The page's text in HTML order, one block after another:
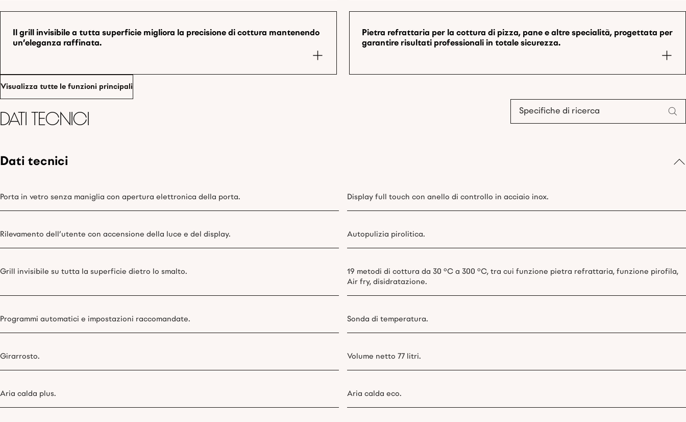
Il grill invisibile a tutta superficie migliora la precisione di cottura mantenendo
un'eleganza raffinata.
Pietra refrattaria per la cottura di pizza, pane e altre specialità, progettata per
garantire risultati professionali in totale sicurezza.
Visualizza tutte le funzioni principali
Dati tecnici Specifiche di ricerca
Dati tecnici
Porta in vetro senza maniglia con apertura elettronica della porta. Display full touch con anello di controllo in acciaio inox.
Rilevamento dell’utente con accensione della luce e del display. Autopulizia pirolitica.
Grill invisibile su tutta la superficie dietro lo smalto.
19 metodi di cottura da 30 °C a 300 °C, tra cui funzione pietra refrattaria, funzione pirofila,
Air fry, disidratazione.
Programmi automatici e impostazioni raccomandate. Sonda di temperatura.
Girarrosto. Volume netto 77 litri.
Aria calda plus. Aria calda eco.